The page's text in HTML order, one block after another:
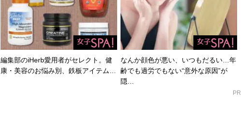
編集部のiHerb愛用者がセレクト。健
康・美容のお悩み別、鉄板アイテム…
なんか顔色が悪い、いつもだるい…年
齢でも過労でもない“意外な原因”が
隠…
PR